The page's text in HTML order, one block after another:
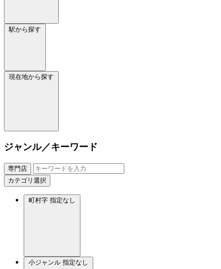
駅から探す
現在地から探す
ジャンル／キーワード
専門店
カテゴリ選択
町村字 指定なし
小ジャンル 指定なし